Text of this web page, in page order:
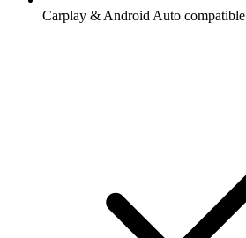
Carplay & Android Auto compatible